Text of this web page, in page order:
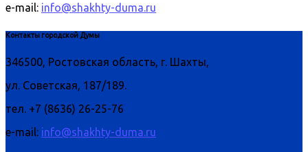
e-mail: info@shakhty-duma.ru
Контакты городской Думы
346500, Ростовская область, г. Шахты,
ул. Советская, 187/189.
тел. +7 (8636) 26-25-76
e-mail: info@shakhty-duma.ru